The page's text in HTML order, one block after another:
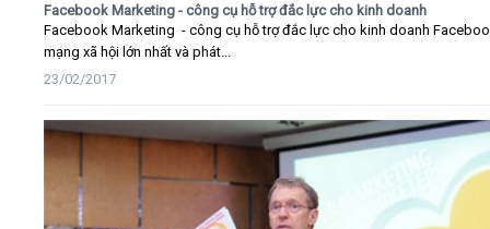
Facebook Marketing - công cụ hỗ trợ đắc lực cho kinh doanh
Facebook Marketing - công cụ hỗ trợ đắc lực cho kinh doanh
mạng xã hội lớn nhất và phát...
23/02/2017